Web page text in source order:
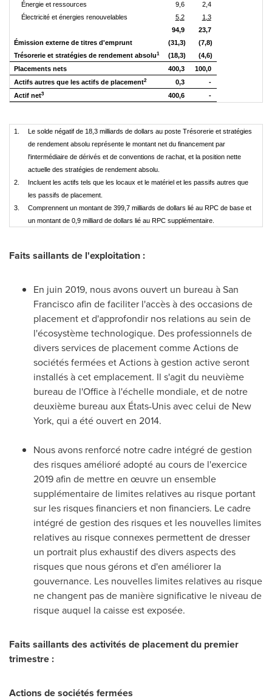
Énergie et ressources
9,6
2,4
Électricité et énergies renouvelables
5,2
1,3
94,9
23,7
Émission externe de titres d'emprunt
(31,3)
(7,8)
Trésorerie et stratégies de rendement absolu1 (18,3)
(4,6)
Placements nets
400,3
100,0
Actifs autres que les actifs de placement2 0,3
-
Actif net3 400,6 -
1.
Le solde négatif de 18,3 milliards de dollars au poste Trésorerie et stratégies
de rendement absolu représente le montant net du financement par
l'intermédiaire de dérivés et de conventions de rachat, et la position nette
actuelle des stratégies de rendement absolu.
2.
Incluent les actifs tels que les locaux et le matériel et les passifs autres que
les passifs de placement.
3.
Comprennent un montant de 399,7 milliards de dollars lié au RPC de base et
un montant de 0,9 milliard de dollars lié au RPC supplémentaire.
Faits saillants de l'exploitation :
En juin 2019, nous avons ouvert un bureau àSan
Franciscoafin de faciliter l'accès à des occasions de
placement et d'approfondir nos relations au sein de
l'écosystème technologique. Des professionnels de
divers services de placement comme Actions de
sociétés fermées et Actions à gestion active seront
installés à cet emplacement. Il s'agit du neuvième
bureau de l'Office à l'échelle mondiale, et de notre
deuxième bureau aux États-Unis avec celui de New
York, qui a été ouvert en 2014.
Nous avons renforcé notre cadre intégré de gestion
des risques amélioré adopté au cours de l'exercice
2019 afin de mettre en œuvre un ensemble
supplémentaire de limites relatives au risque portant
sur les risques financiers et non financiers. Le cadre
intégré de gestion des risques et les nouvelles limites
relatives au risque connexes permettent de dresser
un portrait plus exhaustif des divers aspects des
risques que nous gérons et d'en améliorer la
gouvernance. Les nouvelles limites relatives au risque
ne changent pas de manière significative le niveau de
risque auquel la caisse est exposée.
Faits saillants des activités de placement du premier
trimestre :
Actions de sociétés fermées